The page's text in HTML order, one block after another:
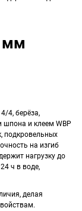
мм
4, берёза,
шпона и клеем WBP
подкровельных
на изгиб
нагрузку до
ч в воде,
делая